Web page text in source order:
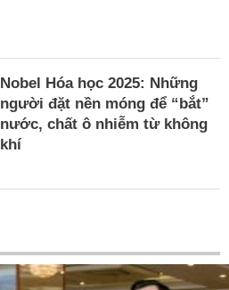
Nobel Hóa học 2025: Những
người đặt nền móng để “bắt”
nước, chất ô nhiễm từ không
khí